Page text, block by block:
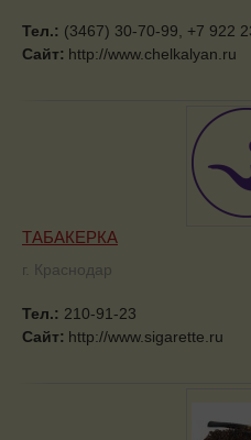
Тел.: (3467) 30-70-99, +7 922
Сайт: http://www.chelkalyan.ru
ТАБАКЕРКА
г. Краснодар
Тел.: 210-91-23
Сайт: http://www.sigarette.ru